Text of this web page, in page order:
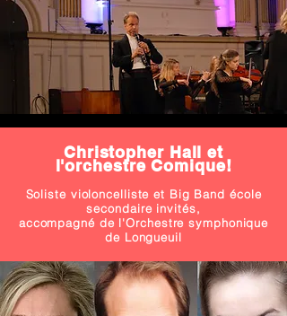
Christopher Hall et
l'orchestre Comique!
Soliste violoncelliste et Big Band école
secondaire invités,
accompagné de l'Orchestre symphonique
de Longueuil